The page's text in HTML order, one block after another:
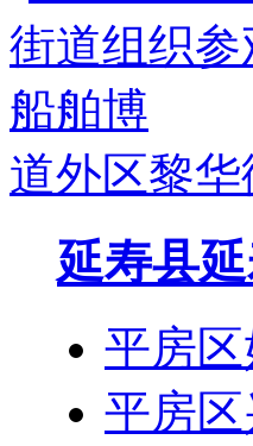
道外区黎
延寿县
平房
平房